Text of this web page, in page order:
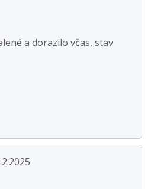
a dorazilo včas, stav